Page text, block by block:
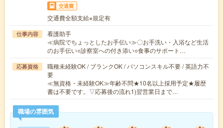
交通費
交通費全額支給※規定有
仕事内容
看護助手
≪病院でちょっとしたお手伝い≫〇お手洗い・入浴など生活
のお手伝い○診察室への付き添い○食事のサポート…
応募資格
職種未経験OK / ブランクOK / パソコンスキル不要 / 英語力不
要
≪無資格・未経験OK≫年齢不問★10名以上採用予定★履歴
書は不要です。▽応募後の流れ1)翌営業日まで…
職場の雰囲気